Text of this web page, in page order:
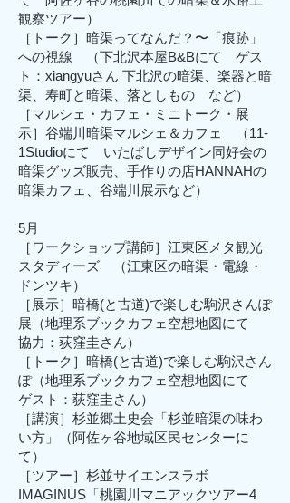
観察ツアー）
［トーク］暗渠ってなんだ？〜「痕跡」
への視線 （下北沢本屋B&Bにて ゲス
ト：xiangyuさん 下北沢の暗渠、楽器と暗
渠、寿町と暗渠、落としもの など）
［マルシェ・カフェ・ミニトーク・展
示］谷端川暗渠マルシェ＆カフェ （11-
1Studioにて いたばしデザイン同好会の
暗渠グッズ販売、手作りの店HANNAHの
暗渠カフェ、谷端川展示など）
5月
［ワークショップ講師］江東区メタ観光
スタディーズ （江東区の暗渠・電線・
ドンツキ）
［展示］暗橋(と古道)で楽しむ駒沢さんぽ
展（地理系ブックカフェ空想地図にて
協力：荻窪圭さん）
［トーク］暗橋(と古道)で楽しむ駒沢さん
ぽ（地理系ブックカフェ空想地図にて
ゲスト：荻窪圭さん）
［講演］杉並郷土史会「杉並暗渠の味わ
い方」（阿佐ヶ谷地域区民センターに
て）
［ツアー］杉並サイエンスラボ
IMAGINUS「桃園川マニアックツアー4